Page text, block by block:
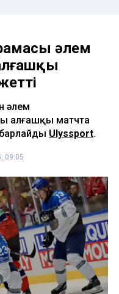
әлем
әлем
алғашқы матчта
Ulyssport.
09:05